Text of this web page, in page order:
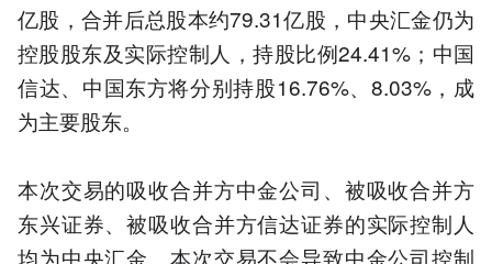
亿股，合并后总股本约79.31亿股，中央汇金仍为
控股股东及实际控制人，持股比例24.41%；中国
信达、中国东方将分别持股16.76%、8.03%，成
为主要股东。
本次交易的吸收合并方中金公司、被吸收合并方
东兴证券、被吸收合并方信达证券的实际控制人
均为中央汇金。本次交易不会导致中金公司控制